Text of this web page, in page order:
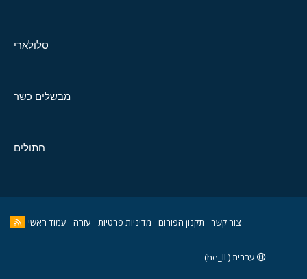
סלולארי
מבשלים כשר
חתולים
צור קשר תקנון הפורום מדיניות פרטיות עזרה עמוד ראשי
עברית (he_IL)